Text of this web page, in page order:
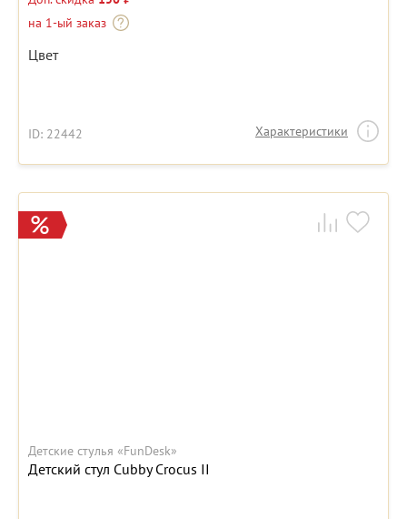
на 1-ый заказ
Цвет
ID: 22442 Характеристики
Детские стулья «FunDesk»
Детский стул Cubby Crocus II